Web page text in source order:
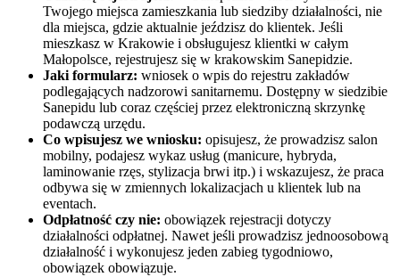
Twojego miejsca zamieszkania lub siedziby działalności, nie
dla miejsca, gdzie aktualnie jeździsz do klientek. Jeśli
mieszkasz w Krakowie i obsługujesz klientki w całym
Małopolsce, rejestrujesz się w krakowskim Sanepidzie.
Jaki formularz: wniosek o wpis do rejestru zakładów
podlegających nadzorowi sanitarnemu. Dostępny w siedzibie
Sanepidu lub coraz częściej przez elektroniczną skrzynkę
podawczą urzędu.
Co wpisujesz we wniosku: opisujesz, że prowadzisz salon
mobilny, podajesz wykaz usług (manicure, hybryda,
laminowanie rzęs, stylizacja brwi itp.) i wskazujesz, że praca
odbywa się w zmiennych lokalizacjach u klientek lub na
eventach.
Odpłatność czy nie: obowiązek rejestracji dotyczy
działalności odpłatnej. Nawet jeśli prowadzisz jednoosobową
działalność i wykonujesz jeden zabieg tygodniowo,
obowiązek obowiązuje.